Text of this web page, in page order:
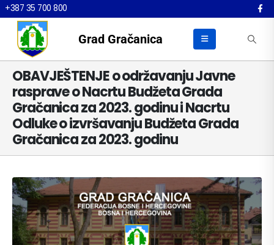
+387 35 700 800
Grad Gračanica
OBAVJEŠTENJE o održavanju Javne
rasprave o Nacrtu Budžeta Grada
Gračanica za 2023. godinu i Nacrtu
Odluke o izvršavanju Budžeta Grada
Gračanica za 2023. godinu